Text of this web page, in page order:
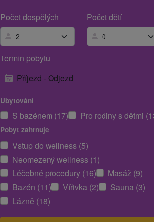
Počet dospělých
Počet dětí
Termín pobytu
Příjezd - Odjezd
Ubytování
S bazénem (17) Pro rodiny s dětmi
Pobyt zahrnuje
Vstup do wellness (5)
Neomezený wellness (1)
Léčebné procedury (16)
Masáž (9)
Bazén (11)
Vířivka (2)
Sauna (3)
Lázně (18)